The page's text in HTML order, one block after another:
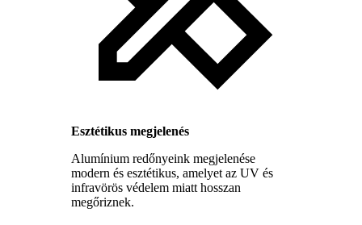
Esztétikus megjelenés
Alumínium redőnyeink megjelenése
modern és esztétikus, amelyet az UV és
infravörös védelem miatt hosszan
megőriznek.